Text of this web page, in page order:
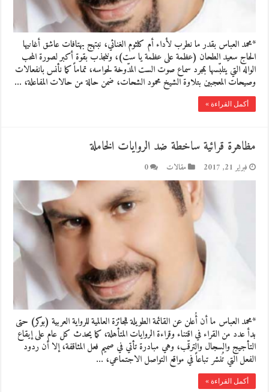
*محمد العباس بقدر ما نطرب لأداء أم كلثوم الغنائي، نبتهج بهتافات عاشق أغانيها
الحاج سعيد الطحان (عظمة على عظمة يا ست)، وننجذب بقوة أكبر لصورة المحب
الواله التي يتلبّسها بمجرد سماع صوت الست المدّوخة لحواسه، تماماً كما نأنس بانفعالات
وصيحات المعجبين بتلاوة الشيخ محمود الشحات، ضمن حالة من حالات المفاعلة، …
أكمل القراءة »
مظاهرة قرائية ساخطة ضد الروايات الخاملة
فبراير 21, 2017 مقالات 0
*محمد العباس ما أن أُعلن عن القائمة الطويلة للجائزة العالمية للرواية العربية (بوكر) حتى
بدأ عدد من القراء في اقتناء وقراءة الروايات المتأهلة، كما يحدث كل عام على إيقاع
التأجيج والسجال والترقّب، وهي مبادرة تأتي في صميم فعل المثاقفة، إلا أن ردود
الفعل التي تُنشر تباعاً في مواقع التواصل الاجتماعي، …
أكمل القراءة »